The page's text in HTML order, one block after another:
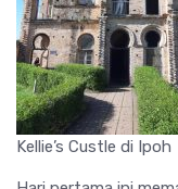
Kellie’s Custle di Ipoh